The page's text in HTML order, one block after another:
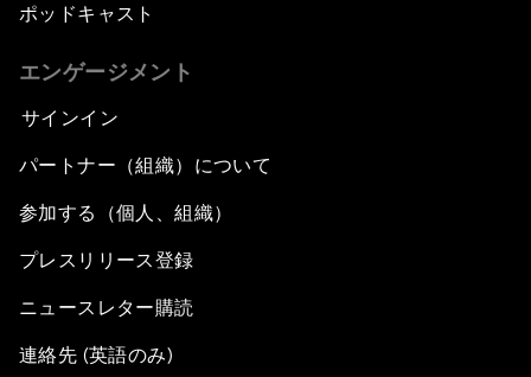
ポッドキャスト
エンゲージメント
サインイン
パートナー（組織）について
参加する（個人、組織）
プレスリリース登録
ニュースレター購読
連絡先 (英語のみ)